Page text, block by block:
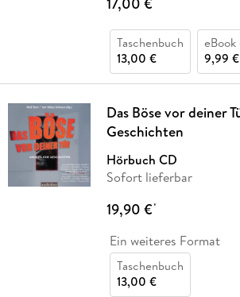
Taschenbuch
13,00 €
eBook
9,99 €
Das Böse vor deiner
Geschichten
Hörbuch CD
Sofort lieferbar
19,90 €*
Ein weiteres Format
Taschenbuch
13,00 €